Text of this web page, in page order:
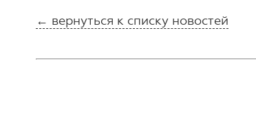
← вернуться к списку новостей